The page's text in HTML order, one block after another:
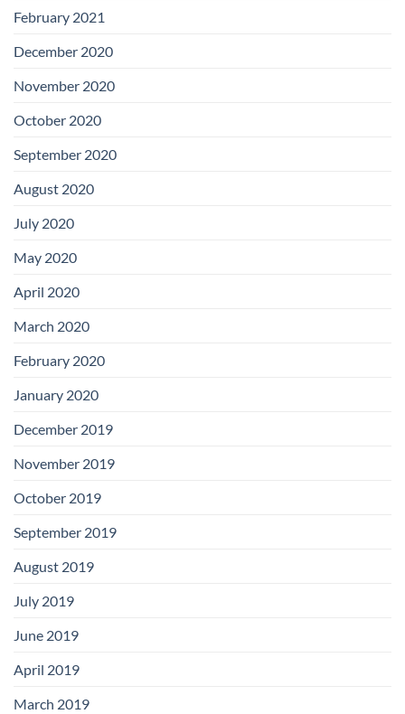
February 2021
December 2020
November 2020
October 2020
September 2020
August 2020
July 2020
May 2020
April 2020
March 2020
February 2020
January 2020
December 2019
November 2019
October 2019
September 2019
August 2019
July 2019
June 2019
April 2019
March 2019